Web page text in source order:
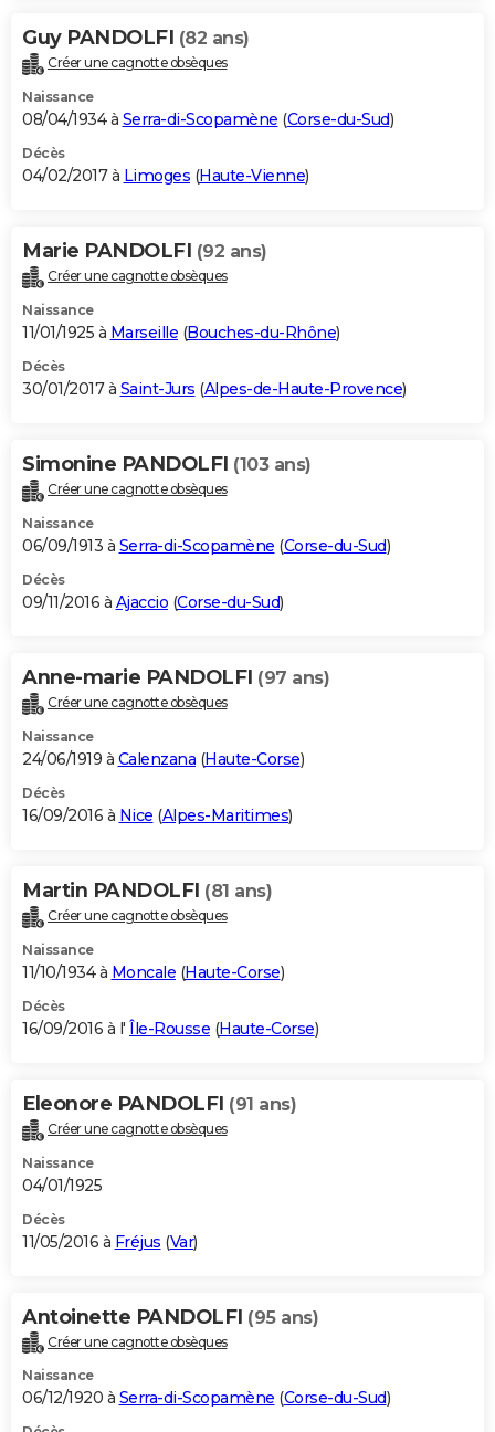
Guy PANDOLFI (82 ans)
Créer une cagnotte obsèques
Naissance
08/04/1934 à Serra-di-Scopamène (Corse-du-Sud)
Décès
04/02/2017 à Limoges (Haute-Vienne)
Marie PANDOLFI (92 ans)
Créer une cagnotte obsèques
Naissance
11/01/1925 à Marseille (Bouches-du-Rhône)
Décès
30/01/2017 à Saint-Jurs (Alpes-de-Haute-Provence)
Simonine PANDOLFI (103 ans)
Créer une cagnotte obsèques
Naissance
06/09/1913 à Serra-di-Scopamène (Corse-du-Sud)
Décès
09/11/2016 à Ajaccio (Corse-du-Sud)
Anne-marie PANDOLFI (97 ans)
Créer une cagnotte obsèques
Naissance
24/06/1919 à Calenzana (Haute-Corse)
Décès
16/09/2016 à Nice (Alpes-Maritimes)
Martin PANDOLFI (81 ans)
Créer une cagnotte obsèques
Naissance
11/10/1934 à Moncale (Haute-Corse)
Décès
16/09/2016 à l' Île-Rousse (Haute-Corse)
Eleonore PANDOLFI (91 ans)
Créer une cagnotte obsèques
Naissance
04/01/1925
Décès
11/05/2016 à Fréjus (Var)
Antoinette PANDOLFI (95 ans)
Créer une cagnotte obsèques
Naissance
06/12/1920 à Serra-di-Scopamène (Corse-du-Sud)